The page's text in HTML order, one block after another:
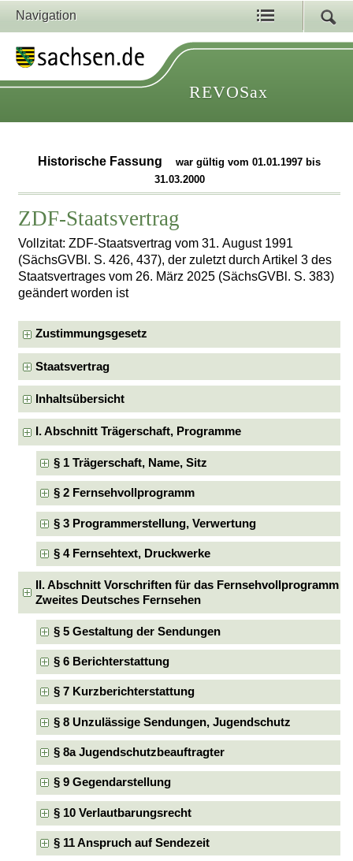
Navigation
REVOSax
Historische Fassung
war gültig vom 01.01.1997 bis
31.03.2000
ZDF-Staatsvertrag
Vollzitat: ZDF-Staatsvertrag vom 31. August 1991
(SächsGVBl. S. 426, 437), der zuletzt durch Artikel 3 des
Staatsvertrages vom 26. März 2025 (SächsGVBl. S. 383)
geändert worden ist
Zustimmungsgesetz
Staatsvertrag
Inhaltsübersicht
I. Abschnitt Trägerschaft, Programme
§ 1 Trägerschaft, Name, Sitz
§ 2 Fernsehvollprogramm
§ 3 Programmerstellung, Verwertung
§ 4 Fernsehtext, Druckwerke
II. Abschnitt Vorschriften für das Fernsehvollprogramm
Zweites Deutsches Fernsehen
§ 5 Gestaltung der Sendungen
§ 6 Berichterstattung
§ 7 Kurzberichterstattung
§ 8 Unzulässige Sendungen, Jugendschutz
§ 8a Jugendschutzbeauftragter
§ 9 Gegendarstellung
§ 10 Verlautbarungsrecht
§ 11 Anspruch auf Sendezeit